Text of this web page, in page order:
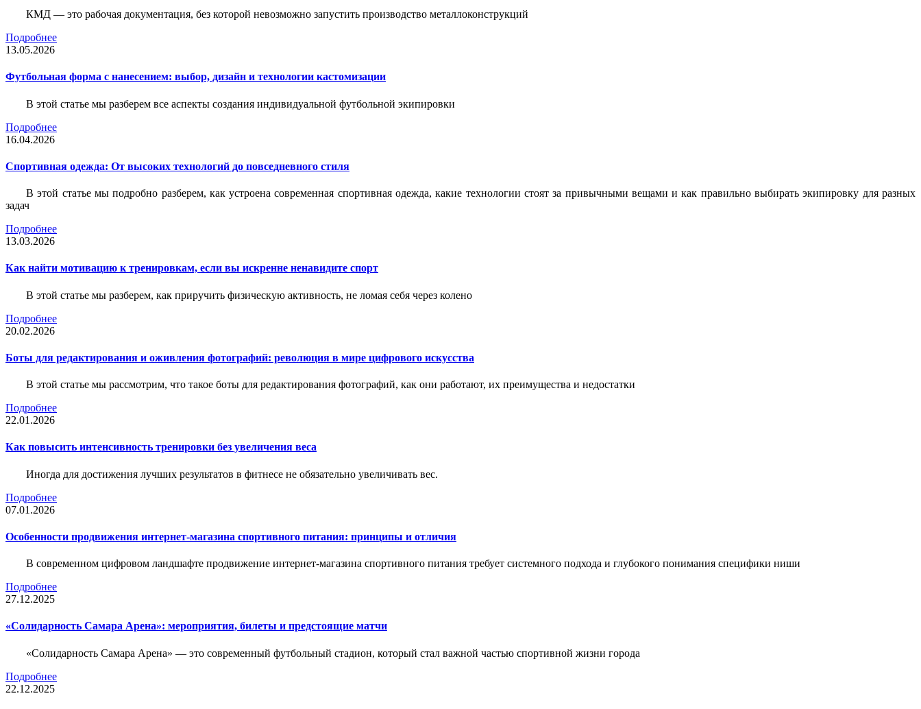
КМД — это рабочая документация, без которой невозможно запустить производство металлоконструкций
Подробнее
13.05.2026
Футбольная форма с нанесением: выбор, дизайн и технологии кастомизации
В этой статье мы разберем все аспекты создания индивидуальной футбольной экипировки
Подробнее
16.04.2026
Спортивная одежда: От высоких технологий до повседневного стиля
В этой статье мы подробно разберем, как устроена современная спортивная одежда, какие технологии стоят за привычными вещами и как правильно выбирать экипировку для разных
задач
Подробнее
13.03.2026
Как найти мотивацию к тренировкам, если вы искренне ненавидите спорт
В этой статье мы разберем, как приручить физическую активность, не ломая себя через колено
Подробнее
20.02.2026
Боты для редактирования и оживления фотографий: революция в мире цифрового искусства
В этой статье мы рассмотрим, что такое боты для редактирования фотографий, как они работают, их преимущества и недостатки
Подробнее
22.01.2026
Как повысить интенсивность тренировки без увеличения веса
Иногда для достижения лучших результатов в фитнесе не обязательно увеличивать вес.
Подробнее
07.01.2026
Особенности продвижения интернет-магазина спортивного питания: принципы и отличия
В современном цифровом ландшафте продвижение интернет-магазина спортивного питания требует системного подхода и глубокого понимания специфики ниши
Подробнее
27.12.2025
«Солидарность Самара Арена»: мероприятия, билеты и предстоящие матчи
«Солидарность Самара Арена» — это современный футбольный стадион, который стал важной частью спортивной жизни города
Подробнее
22.12.2025